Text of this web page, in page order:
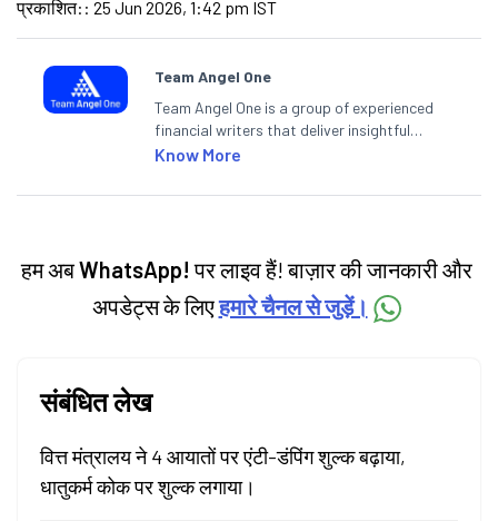
प्रकाशित: : 25 Jun 2026, 1:42 pm IST
Team Angel One
Team Angel One is a group of experienced
financial writers that deliver insightful
articles on the stock market, IPO, economy,
categories.
Know More
हम अबWhatsApp! पर लाइव हैं! बाज़ार की जानकारी और
अपडेट्स के लिएहमारे चैनल से जुड़ें।
संबंधित लेख
वित्त मंत्रालय ने 4 आयातों पर एंटी-डंपिंग शुल्क बढ़ाया,
धातुकर्म कोक पर शुल्क लगाया।